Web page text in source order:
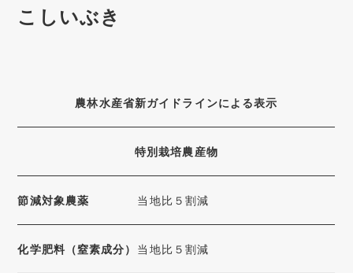
こしいぶき
農林水産省新ガイドラインによる表示
特別栽培農産物
節減対象農薬 当地比５割減
化学肥料（窒素成分） 当地比５割減